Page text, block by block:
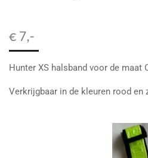
€ 7,-
Hunter XS halsband voor de maat
Verkrijgbaar in de kleuren rood en